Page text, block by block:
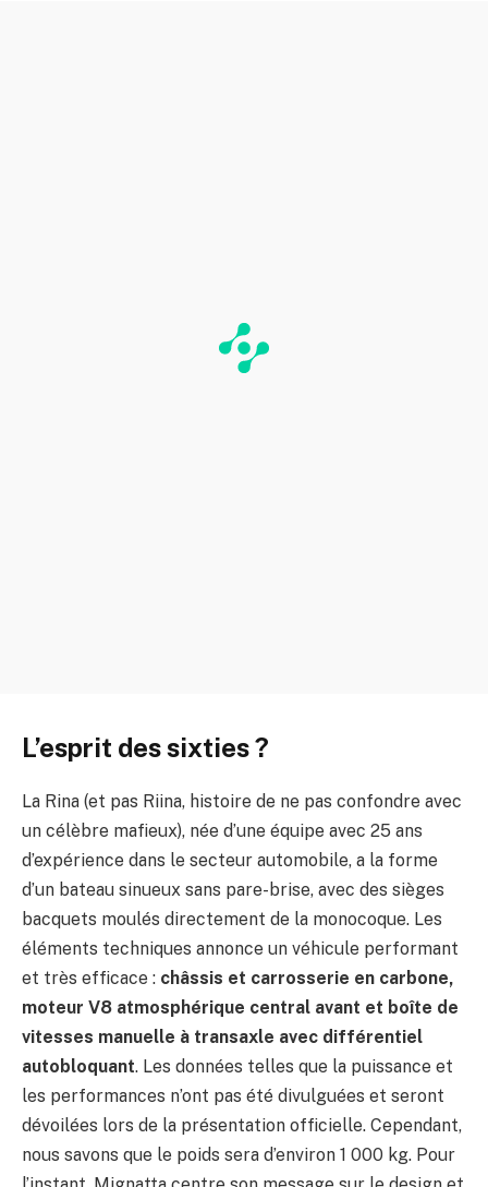
L’esprit des sixties ?
La Rina (et pas Riina, histoire de ne pas confondre avec
un célèbre mafieux), née d’une équipe avec 25 ans
d’expérience dans le secteur automobile, a la forme
d’un bateau sinueux sans pare-brise, avec des sièges
bacquets moulés directement de la monocoque. Les
éléments techniques annonce un véhicule performant
et très efficace : châssis et carrosserie en carbone,
moteur V8 atmosphérique central avant et boîte de
vitesses manuelle à transaxle avec différentiel
autobloquant. Les données telles que la puissance et
les performances n’ont pas été divulguées et seront
dévoilées lors de la présentation officielle. Cependant,
nous savons que le poids sera d’environ 1 000 kg. Pour